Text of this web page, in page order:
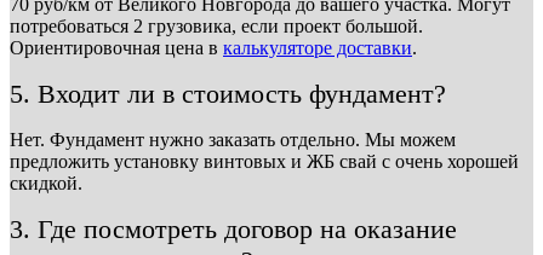
потребоваться 2 грузовика, если проект большой.
Ориентировочная цена в калькуляторе доставки.
5. Входит ли в стоимость фундамент?
Нет. Фундамент нужно заказать отдельно. Мы можем
предложить установку винтовых и ЖБ свай с очень хорошей
скидкой.
3. Где посмотреть договор на оказание